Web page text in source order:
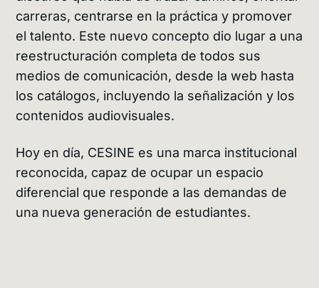
carreras, centrarse en la práctica y promover
el talento. Este nuevo concepto dio lugar a una
reestructuración completa de todos sus
medios de comunicación, desde la web hasta
los catálogos, incluyendo la señalización y los
contenidos audiovisuales.
Hoy en día, CESINE es una marca institucional
reconocida, capaz de ocupar un espacio
diferencial que responde a las demandas de
una nueva generación de estudiantes.